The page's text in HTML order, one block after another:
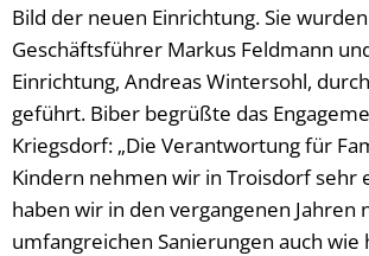
Bild der neuen Einrichtung. Sie
Geschäftsführer Markus Feldmann
Einrichtung, Andreas Wintersohl,
geführt. Biber begrüßte das
Kriegsdorf: „Die Verantwortung für
Kindern nehmen wir in Troisdorf sehr
haben wir in den vergangenen Jahren
umfangreichen Sanierungen auch wie